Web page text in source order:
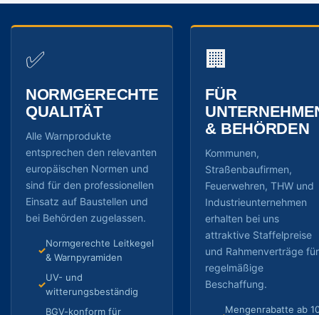
✅
NORMGERECHTE
QUALITÄT
Alle Warnprodukte
entsprechen den relevanten
europäischen Normen und
sind für den professionellen
Einsatz auf Baustellen und
bei Behörden zugelassen.
Normgerechte Leitkegel
& Warnpyramiden
UV- und
witterungsbeständig
BGV-konform für
🏢
FÜR
& BEHÖRDEN
Kommunen,
Straßenbaufirmen,
Feuerwehren, THW und
Industrieunternehmen
erhalten bei uns
attraktive Staffelpreise
und Rahmenverträge für
regelmäßige
Beschaffung.
Mengenrabatte ab